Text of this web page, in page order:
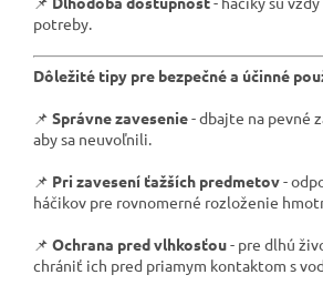
potreby.
Dôležité tipy pre bezpečné a účinné
📌 Správne zavesenie- dbajte na pevné
aby sa neuvoľnili.
📌 Pri zavesení ťažších predmetov-
háčikov pre rovnomerné rozloženie
📌 Ochrana pred vlhkosťou- pre dlhú
chrániť ich pred priamym kontaktom s